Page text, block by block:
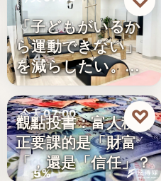
品牌擴點
4
「子どもがいるか
ら運動できない」
を減らしたい。埼
玉県戸田…
今天 07:00
財經評論
5%
觀點投書：富人稅真
正要課的是「財富
「，還是「信任」？
♡